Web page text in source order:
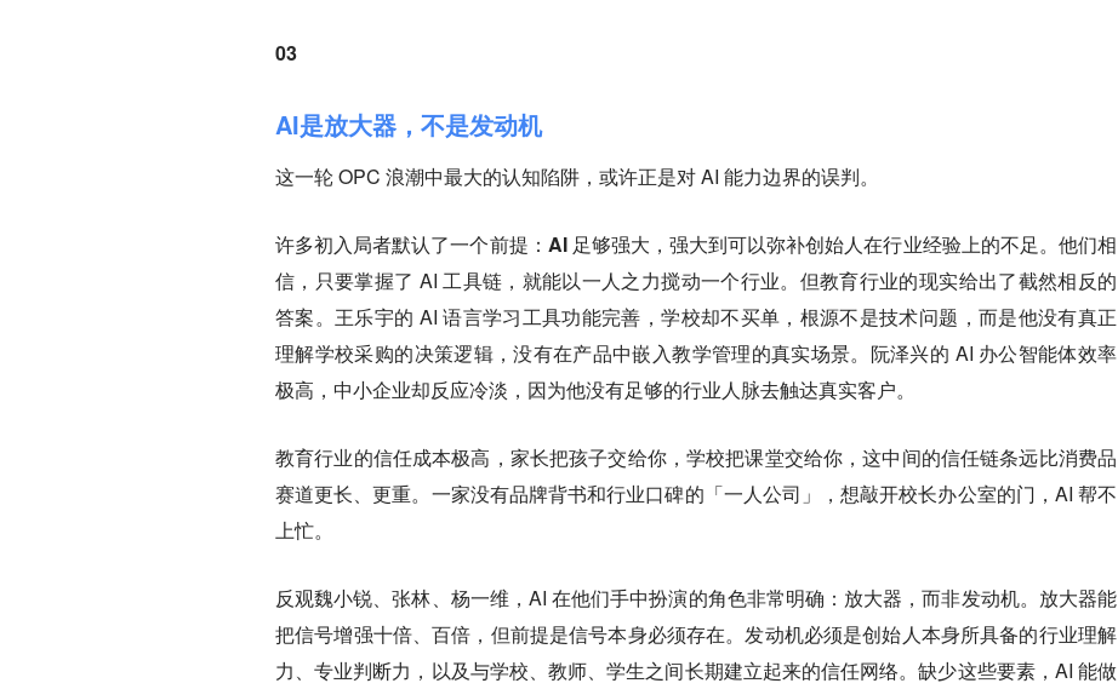
03
AI是放大器，不是发动机
这一轮 OPC 浪潮中最大的认知陷阱，或许正是对 AI 能力边界的误判。
许多初入局者默认了一个前提： AI 足够强大，强大到可以弥补创始人在行业经验上的不足。 他们相
信，只要掌握了 AI 工具链，就能以一人之力搅动一个行业。但教育行业的现实给出了截然相反的
答案。王乐宇的 AI 语言学习工具功能完善，学校却不买单，根源不是技术问题，而是他没有真正
理解学校采购的决策逻辑，没有在产品中嵌入教学管理的真实场景。阮泽兴的 AI 办公智能体效率
极高，中小企业却反应冷淡，因为他没有足够的行业人脉去触达真实客户。
教育行业的信任成本极高，家长把孩子交给你，学校把课堂交给你，这中间的信任链条远比消费品
赛道更长、更重。一家没有品牌背书和行业口碑的「一人公司」，想敲开校长办公室的门，AI 帮不
上忙。
反观魏小锐、张林、杨一维，AI 在他们手中扮演的角色非常明确：放大器，而非发动机。放大器能
把信号增强十倍、百倍，但前提是信号本身必须存在。发动机必须是创始人本身所具备的行业理解
力、专业判断力，以及与学校、教师、学生之间长期建立起来的信任网络。缺少这些要素，AI 能做